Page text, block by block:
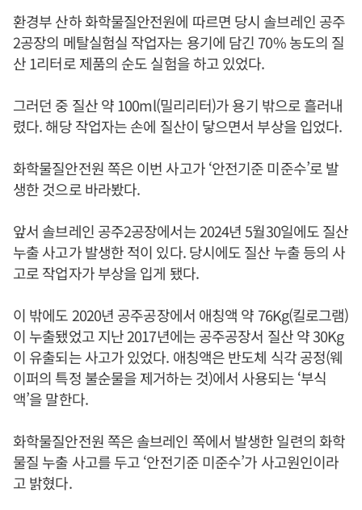
환경부 산하 화학물질안전원에 따르면 당시 솔브레인 공주
2공장의 메탈실험실 작업자는 용기에 담긴 70% 농도의 질
산 1리터로 제품의 순도 실험을 하고 있었다.
그러던 중 질산 약 100ml(밀리리터)가 용기 밖으로 흘러내
렸다. 해당 작업자는 손에 질산이 닿으면서 부상을 입었다.
화학물질안전원 쪽은 이번 사고가 ‘안전기준 미준수’로 발
생한 것으로 바라봤다.
앞서 솔브레인 공주2공장에서는 2024년 5월30일에도 질산
누출 사고가 발생한 적이 있다. 당시에도 질산 누출 등의 사
고로 작업자가 부상을 입게 됐다.
이 밖에도 2020년 공주공장에서 애칭액 약 76Kg(킬로그램)
이 누출됐었고 지난 2017년에는 공주공장서 질산 약 30Kg
이 유출되는 사고가 있었다. 애칭액은 반도체 식각 공정(웨
이퍼의 특정 불순물을 제거하는 것)에서 사용되는 ‘부식
액’을 말한다.
화학물질안전원 쪽은 솔브레인 쪽에서 발생한 일련의 화학
물질 누출 사고를 두고 ‘안전기준 미준수’가 사고원인이라
고 밝혔다.